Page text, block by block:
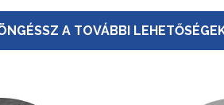
A TOVÁBBI